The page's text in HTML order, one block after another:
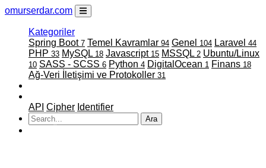
omurserdar.com
Kategoriler
Spring Boot 7 Temel Kavramlar 94 Genel 104 Laravel 44
PHP 33 MySQL 18 Javascript 15 MSSQL 2 Ubuntu/Linux
10 SASS - SCSS 6 Python 4 DigitalOcean 1 Finans 18
Ağ-Veri İletişimi ve Protokoller 31
API Cipher Identifier
Ara